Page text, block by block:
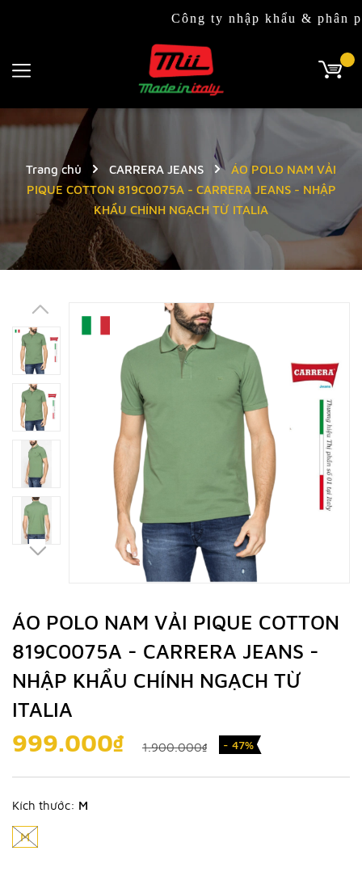
Công ty nhập khẩu & phân phối
Trang chủ CARRERA JEANS
ÁO POLO NAM VẢI
PIQUE COTTON 819C0075A - CARRERA JEANS - NHẬP
KHẨU CHÍNH NGẠCH TỪ ITALIA
ÁO POLO NAM VẢI PIQUE COTTON
819C0075A - CARRERA JEANS -
NHẬP KHẨU CHÍNH NGẠCH TỪ
ITALIA
999.000₫ 1.900.000₫ - 47%
Kích thước: M
M